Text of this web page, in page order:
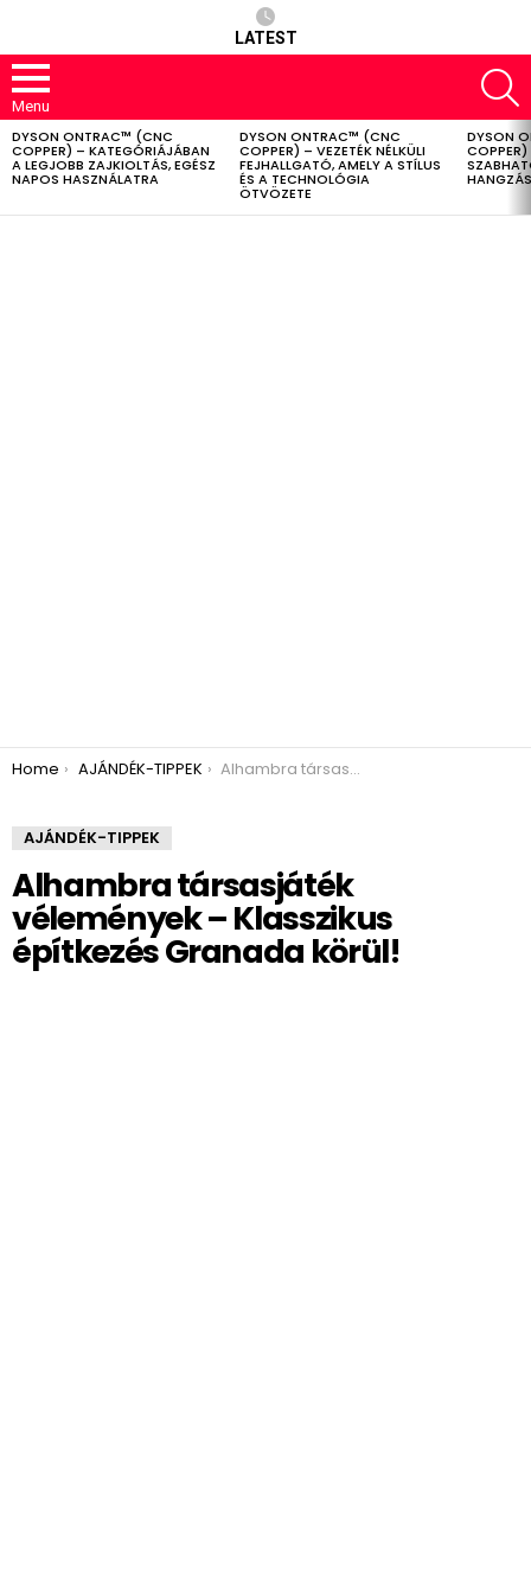
LATEST
Menu
LATEST
STORIES
DYSON ONTRAC™ (CNC
COPPER) – KATEGÓRIÁJÁBAN
A LEGJOBB ZAJKIOLTÁS, EGÉSZ
NAPOS HASZNÁLATRA
DYSON ONTRAC™ (CNC
COPPER) – VEZETÉK NÉLKÜLI
FEJHALLGATÓ, AMELY A STÍLUS
ÉS A TECHNOLÓGIA
ÖTVÖZETE
DYSON
COPPER)
You are here:
Home AJÁNDÉK-TIPPEK Alhambra társasjáték vélemények – Klasszikus építkezés Granada körül!
AJÁNDÉK-TIPPEK
Alhambra társasjáték
vélemények – Klasszikus
építkezés Granada körül!